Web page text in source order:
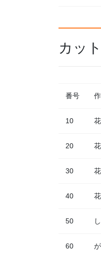
カッ
番号
10
20
30
40
50
60 が